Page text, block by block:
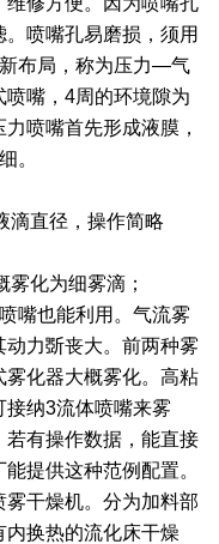
喷嘴孔易磨损，须用
布局，称为压力—气
嘴，4周的环境隙为
喷嘴首先形成液膜，
。
滴直径，操作简略
化为细雾滴；
嘴也能利用。气流雾
力斲丧大。前两种雾
化器大概雾化。高粘
接纳3流体喷嘴来雾
有操作数据，能直接
提供这种范例配置。
干燥机。分为加料部
换热的流化床干燥